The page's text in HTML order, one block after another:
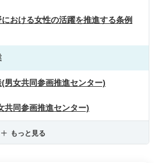
おける女性の活躍を推進する条例
男女共同参画推進センター)
共同参画推進センター)
もっと見る